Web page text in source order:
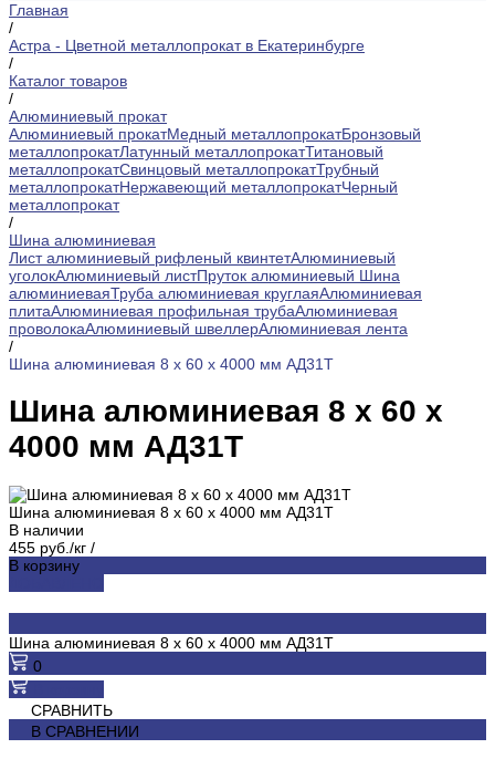
Главная
/
Астра - Цветной металлопрокат в Екатеринбурге
/
Каталог товаров
/
Алюминиевый прокат
Алюминиевый прокатМедный металлопрокатБронзовый
металлопрокатЛатунный металлопрокатТитановый
металлопрокатСвинцовый металлопрокатТрубный
металлопрокатНержавеющий металлопрокатЧерный
металлопрокат
/
Шина алюминиевая
Лист алюминиевый рифленый квинтетАлюминиевый
уголокАлюминиевый листПруток алюминиевый Шина
алюминиеваяТруба алюминиевая круглаяАлюминиевая
плитаАлюминиевая профильная трубаАлюминиевая
проволокаАлюминиевый швеллерАлюминиевая лента
/
Шина алюминиевая 8 х 60 х 4000 мм АД31Т
Шина алюминиевая 8 х 60 х
4000 мм АД31Т
Шина алюминиевая 8 х 60 х 4000 мм АД31Т
В наличии
455 руб./кг /
В корзину
Шина алюминиевая 8 х 60 х 4000 мм АД31Т
0
СРАВНИТЬ
В СРАВНЕНИИ